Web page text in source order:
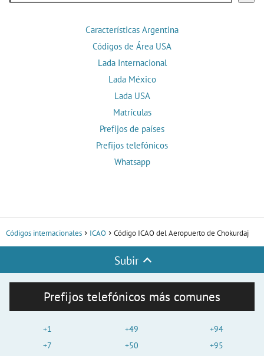
Características Argentina
Códigos de Área USA
Lada Internacional
Lada México
Lada USA
Matrículas
Prefijos de países
Prefijos telefónicos
Whatsapp
Códigos internacionales ICAO Código ICAO del Aeropuerto de Chokurdaj
Subir
Prefijos telefónicos más comunes
+1
+7
+49
+50
+94
+95